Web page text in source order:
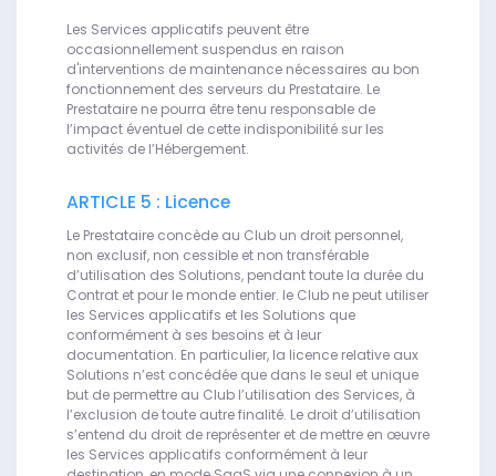
Les Services applicatifs peuvent être
occasionnellement suspendus en raison
d'interventions de maintenance nécessaires au bon
fonctionnement des serveurs du Prestataire. Le
Prestataire ne pourra être tenu responsable de
l’impact éventuel de cette indisponibilité sur les
activités de l’Hébergement.
ARTICLE 5 : Licence
Le Prestataire concède au Club un droit personnel,
non exclusif, non cessible et non transférable
d’utilisation des Solutions, pendant toute la durée du
Contrat et pour le monde entier. le Club ne peut utiliser
les Services applicatifs et les Solutions que
conformément à ses besoins et à leur
documentation. En particulier, la licence relative aux
Solutions n’est concédée que dans le seul et unique
but de permettre au Club l’utilisation des Services, à
l’exclusion de toute autre finalité. Le droit d’utilisation
s’entend du droit de représenter et de mettre en œuvre
les Services applicatifs conformément à leur